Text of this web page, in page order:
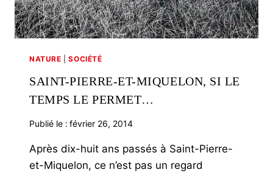
NATURE |SOCIÉTÉ
SAINT-PIERRE-ET-MIQUELON, SI LE
TEMPS LE PERMET…
Publié le : février 26, 2014
Après dix-huit ans passés à Saint-Pierre-
et-Miquelon, ce n’est pas un regard